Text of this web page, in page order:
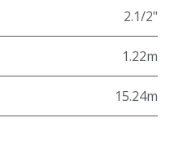
2.1/2"
1.22m
15.24m